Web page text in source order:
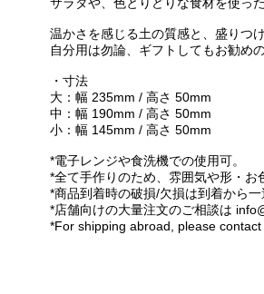
温かさを感じる土の質感と、盛りつ
自分用は勿論、ギフトしてもお勧め
・寸法
大：幅 235mm / 高さ 50mm
中：幅 190mm / 高さ 50mm
小：幅 145mm / 高さ 50mm
*電子レンジや食洗機での使用可。
*全て手作りのため、雰囲気や形・お
*商品到着時の破損/欠損は到着から
*店舗向けの大量注文のご相談は
*For shipping abroad, please contact